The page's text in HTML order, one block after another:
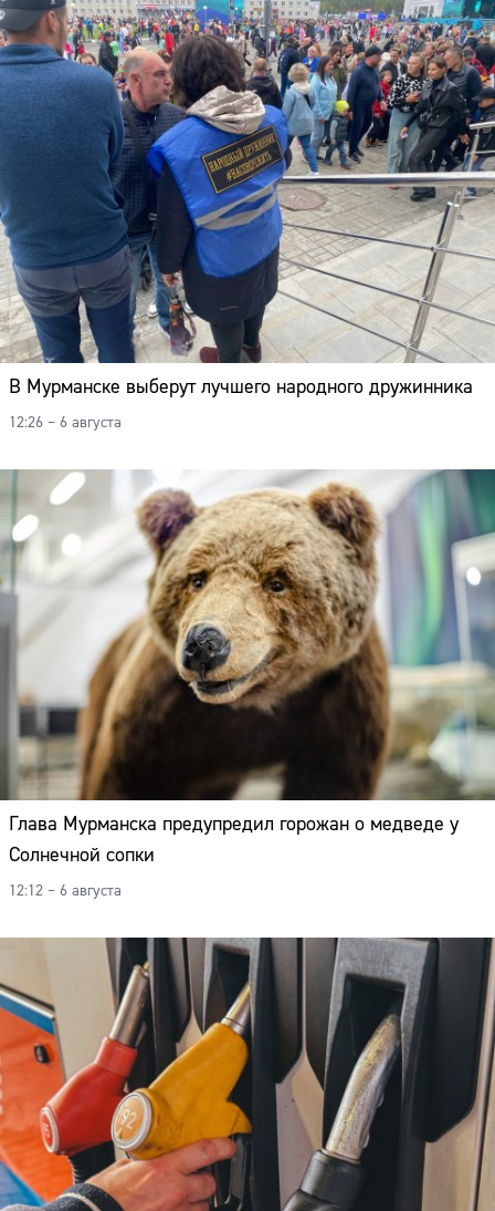
В Мурманске выберут лучшего народного дружинника
12:26 – 6 августа
Глава Мурманска предупредил горожан о медведе у
Солнечной сопки
12:12 – 6 августа
Адрес:
Телефон: